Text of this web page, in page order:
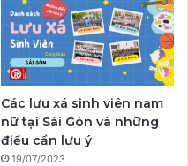
Các lưu xá sinh viên nam
nữ tại Sài Gòn và những
điều cần lưu ý
19/07/2023